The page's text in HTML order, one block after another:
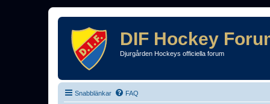
DIF Hockey
Djurgården Hockeys officiella forum
Snabblänkar FAQ